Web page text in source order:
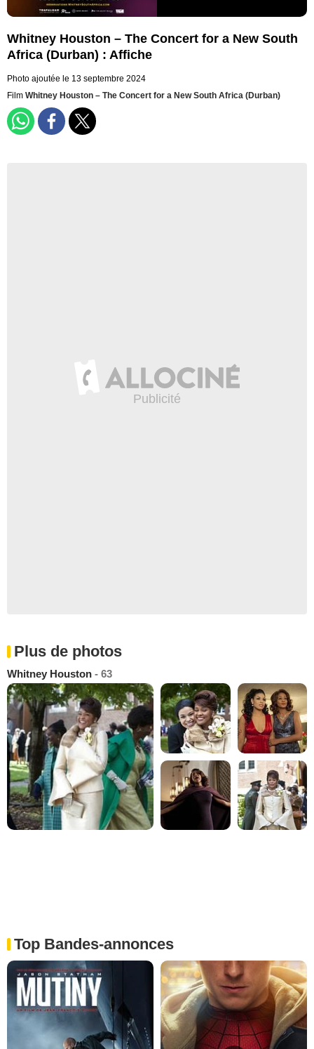
Whitney Houston – The Concert for a New South
Africa (Durban) : Affiche
Photo ajoutée le 13 septembre 2024
Film Whitney Houston – The Concert for a New South Africa (Durban)
Plus de photos
Whitney Houston - 63
Top Bandes-annonces